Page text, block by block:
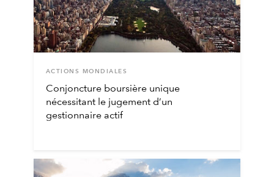
ACTIONS MONDIALES
Conjoncture boursière unique
nécessitant le jugement d’un
gestionnaire actif